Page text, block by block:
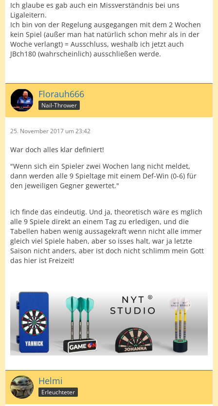
Ich glaube es gab auch ein Missverständnis bei uns
Ligaleitern.
Ich bin von der Regelung ausgegangen mit dem 2 Wochen
kein Spiel (außer man hat natürlich schon mehr als in der
Woche verlangt) = Ausschluss, weshalb ich jetzt auch
JBch180 (wahrscheinlich) ausschließen werde.
Florauh666
Nail-Thrower
25. November 2017 um 23:42
War doch alles klar definiert!
"Wenn sich ein Spieler zwei Wochen lang nicht meldet,
dann werden alle 9 Spieltage mit einem Def-Win (0-6) für
den jeweiligen Gegner gewertet."
ich finde das eindeutig. Und ja, theoretisch wäre es mglich
alle 9 Spiele direkt an einem Tag zu erledigen, und die
Tabellen haben wenig aussagekraft wenn nicht alle immer
gleich viel Spiele haben, aber so isses halt, war ja letzte
Saison nicht anders, aber ist doch nicht schlimm mein Gott
das hier ist Freizeit!
Helmi
Erleuchteter